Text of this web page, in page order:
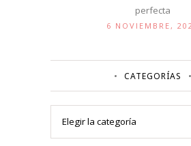
perfecta
6 NOVIEMBRE,
CATEGORÍAS